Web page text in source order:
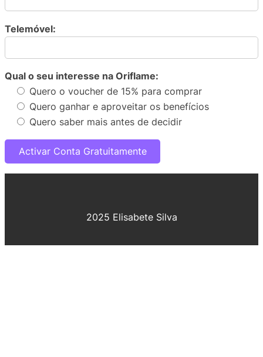
Telemóvel:
Qual o seu interesse na Oriflame:
Quero o voucher de 15% para comprar
Quero ganhar e aproveitar os benefícios
Quero saber mais antes de decidir
2025 Elisabete Silva